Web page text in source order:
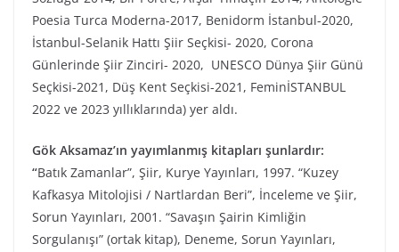
Poesia Turca Moderna-2017, Benidorm İstanbul-2020,
İstanbul-Selanik Hattı Şiir Seçkisi- 2020, Corona
Günlerinde Şiir Zinciri- 2020, UNESCO Dünya Şiir Günü
Seçkisi-2021, Düş Kent Seçkisi-2021, FeminİSTANBUL
2022 ve 2023 yıllıklarında) yer aldı.
Gök Aksamaz’ın yayımlanmış kitapları şunlardır:
“Batık Zamanlar”, Şiir, Kurye Yayınları, 1997. “Kuzey
Kafkasya Mitolojisi / Nartlardan Beri”, İnceleme ve Şiir,
Sorun Yayınları, 2001. “Savaşın Şairin Kimliğin
Sorgulanışı” (ortak kitap), Deneme, Sorun Yayınları,